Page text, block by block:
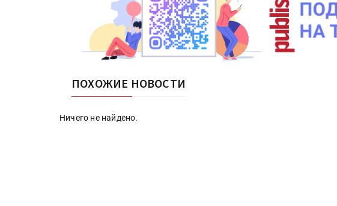
ПОХОЖИЕ НОВОСТИ
Ничего не найдено.